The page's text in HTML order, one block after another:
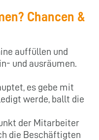
Chancen &
auffüllen und
und ausräumen.
es gebe mit
werde, ballt die
der Mitarbeiter
die Beschäftigten